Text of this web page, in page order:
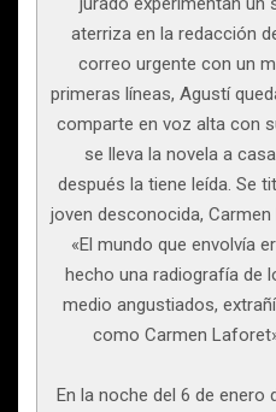
aterriza en la redacción
correo urgente con un
primeras líneas, Agustí
comparte en voz alta con
se lleva la novela a
después la tiene leída. Se
joven desconocida,
«El mundo que envolvía
hecho una radiografía de
medio angustiados,
como Carmen
En la noche del 6 de enero